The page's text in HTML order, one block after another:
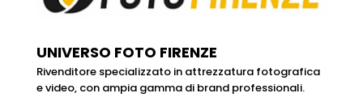
UNIVERSO FOTO FIRENZE
Rivenditore specializzato in attrezzatura fotografica
e video, con ampia gamma di brand professionali.